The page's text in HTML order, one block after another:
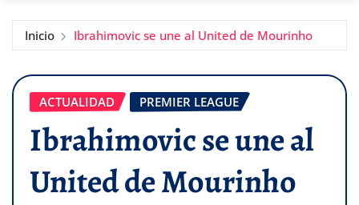
Inicio Ibrahimovic se une al United de Mourinho
ACTUALIDAD PREMIER LEAGUE
Ibrahimovic se une al
United de Mourinho